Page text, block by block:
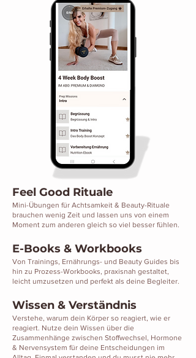
Feel Good Rituale
Mini-Übungen für Achtsamkeit & Beauty-Rituale
brauchen wenig Zeit und lassen uns von einem
Moment zum anderen gleich so viel besser fühlen.
E-Books & Workbooks
Von Trainings, Ernährungs- und Beauty Guides bis
hin zu Prozess-Workbooks, praxisnah gestaltet,
leicht umzusetzen und perfekt als deine Begleiter.
Wissen & Verständnis
Verstehe, warum dein Körper so reagiert, wie er
reagiert. Nutze dein Wissen über die
Zusammenhänge zwischen Stoffwechsel, Hormone
& Nervensystem für deine Entscheidungen im